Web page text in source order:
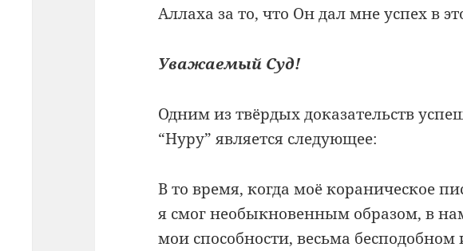
Аллаха за то, что Он дал мне успех в
Уважаемый Суд!
Одним из твёрдых доказательств
“Нуру” является следующее:
В то время, когда моё кораническое
я смог необыкновенным образом, в
мои способности, весьма